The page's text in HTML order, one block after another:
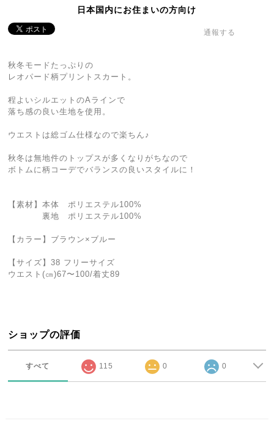
日本国内にお住まいの方向け
通報する
秋冬モードたっぷりの
レオパード柄プリントスカート。
程よいシルエットのAラインで
落ち感の良い生地を使用。
ウエストは総ゴム仕様なので楽ちん♪
秋冬は無地件のトップスが多くなりがちなので
ボトムに柄コーデでバランスの良いスタイルに！
【素材】本体 ポリエステル100%
裏地 ポリエステル100%
【カラー】ブラウン×ブルー
【サイズ】38 フリーサイズ
ウエスト(㎝)67〜100/着丈89
ショップの評価
すべて 115 0 0